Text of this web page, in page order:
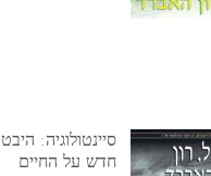
סיינטולוגיה: היבט
חדש על החיים